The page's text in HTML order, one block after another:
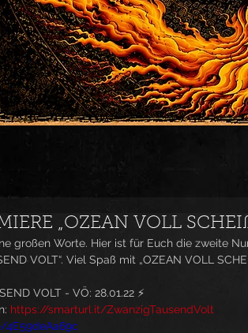
„OZEAN VOLL
großen Worte. Hier ist für Euch die zweite
VOLT“. Viel Spaß mit „OZEAN VOLL
VOLT - VÖ: 28.01.22 ⚡️
https://smarturl.it/ZwanzigTausendVolt